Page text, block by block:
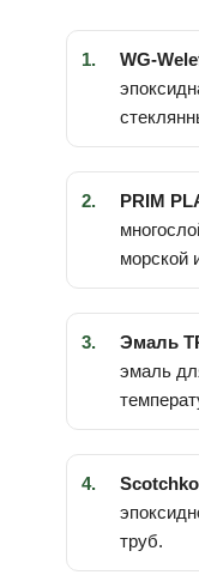
WG-
PRIM
морской
Эмаль
эмаль
труб.